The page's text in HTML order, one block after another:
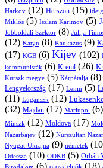
Harkov (12) Herszon (15)
Miklós (5) Iszlam Karimov (5)
Jobboldali Szektor (8) Julija
(12) Katyn (8) Kaukázus (9)
(17) KGB (6) Kijev (102)
kommunisták (6) Kreml (26)
Kurszk megye (5) Kárpátalja (8)
Lengyelország (17) Lenin (5)
(11) Luganszk (12)
(32) Majdan (17) Mariupol (6)
Minszk (12) Moldova (17)
Nazarbajev (12) Nurszultan
Nyugat-Ukrajna (9) németek
Odessza (10) ODKB (5) Orbán